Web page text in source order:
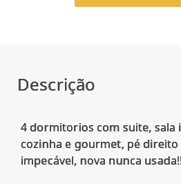
Descrição
4 dormitorios com suite, sala
cozinha e gourmet, pé